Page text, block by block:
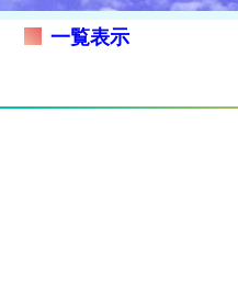
一覧表示